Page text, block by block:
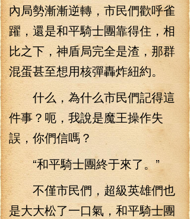
內局勢漸漸逆轉，市民們歡呼雀
躍，還是和平騎士團靠得住，相
比之下，神盾局完全是渣，那群
混蛋甚至想用核彈轟炸紐約。
什么，為什么市民們記得這
件事？呃，我說是魔王操作失
誤，你們信嗎？
“和平騎士團終于來了。”
不僅市民們，超級英雄們也
是大大松了一口氣，和平騎士團